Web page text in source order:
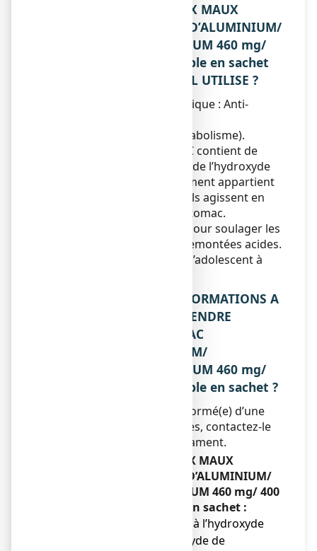
1. QU’EST-CE QUE MAALOX MAUX
D’ESTOMAC HYDROXYDE D’ALUMINIUM/
HYDROXYDE DE MAGNESIUM 460 mg/
400 mg, suspension buvable en sachet
ET DANS QUELS CAS EST-IL UTILISE ?
Classe pharmacothérapeutique : Anti-
(A : appareil digestif et métabolisme).
MAALOX MAUX D’ESTOMAC contient de
l’hydroxyde d’aluminium et de l’hydroxyde
de magnésium. Ce médicament appartient
à la famille des antiacides. Ils agissent en
neutralisant l’acidité de l’estomac.
Ce médicament est utilisé pour soulager les
brûlures d’estomac et les remontées acides.
Il est réservé à l’adulte et à l’adolescent à
2. QUELLES SONT LES INFORMATIONS A
CONNAITRE AVANT DE PRENDRE
MAALOX MAUX D’ESTOMAC
HYDROXYDE D’ALUMINIUM/
HYDROXYDE DE MAGNESIUM 460 mg/
400 mg, suspension buvable en sachet ?
Si votre médecin vous a informé(e) d’une
intolérance à certains sucres, contactez-le
avant de prendre ce médicament.
Ne prenez jamais MAALOX MAUX
D’ESTOMAC HYDROXYDE D’ALUMINIUM/
HYDROXYDE DE MAGNESIUM 460 mg/ 400
mg, suspension buvable en sachet :
● si vous êtes allergique à l’hydroxyde
d’aluminium ou l’hydroxyde de